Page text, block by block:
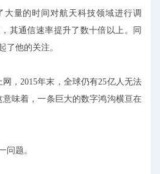
大量的时间对航天科技领域进行调
其通信速率提升了数十倍以上。同
了他的关注。
，2015年末，全球仍有25亿人无法
味着，一条巨大的数字鸿沟横亘在
问题。